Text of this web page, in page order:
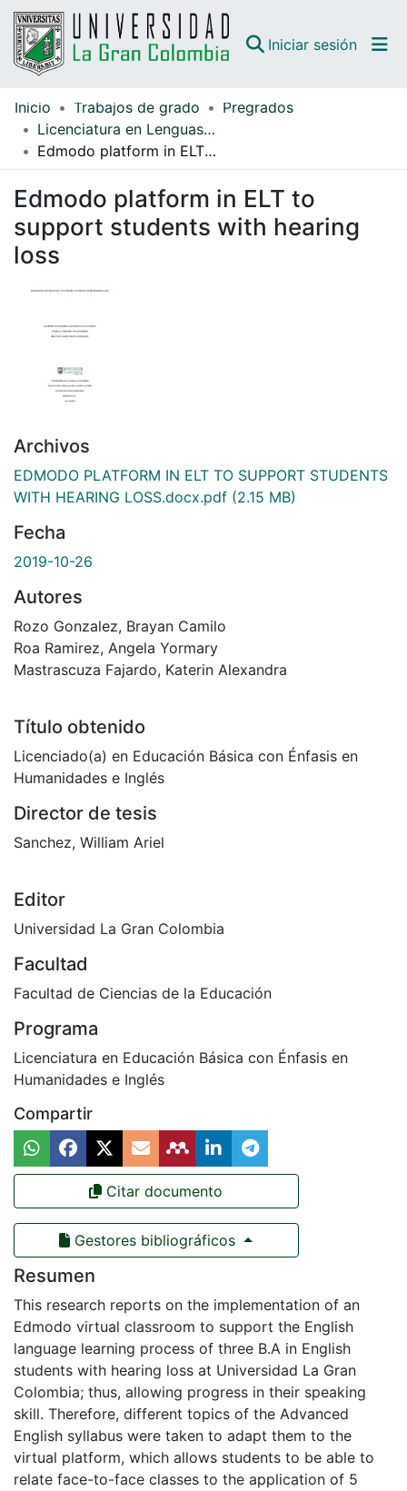
Iniciar sesión
Comunidades
Todo DSpace
Guías
Inicio Trabajos de grado
Pregrados
Licenciatura en Lenguas Modernas con Énfasis en Inglés
Edmodo platform in ELT to support students with hearing loss
Edmodo platform in ELT to
support students with hearing
loss
Archivos
EDMODO PLATFORM IN ELT TO SUPPORT STUDENTS
WITH HEARING LOSS.docx.pdf (2.15 MB)
Fecha
2019-10-26
Autores
Rozo Gonzalez, Brayan Camilo
Roa Ramirez, Angela Yormary
Mastrascuza Fajardo, Katerin Alexandra
Título obtenido
Licenciado(a) en Educación Básica con Énfasis en
Humanidades e Inglés
Director de tesis
Sanchez, William Ariel
Editor
Universidad La Gran Colombia
Facultad
Facultad de Ciencias de la Educación
Programa
Licenciatura en Educación Básica con Énfasis en
Humanidades e Inglés
Compartir
Citar documento
Gestores bibliográficos
Resumen
This research reports on the implementation of an
Edmodo virtual classroom to support the English
language learning process of three B.A in English
students with hearing loss at Universidad La Gran
Colombia; thus, allowing progress in their speaking
skill. Therefore, different topics of the Advanced
English syllabus were taken to adapt them to the
virtual platform, which allows students to be able to
relate face-to-face classes to the application of 5